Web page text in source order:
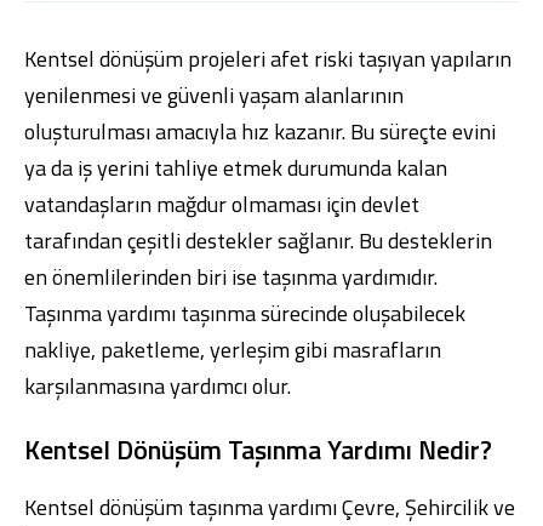
Kentsel dönüşüm projeleri afet riski taşıyan yapıların
yenilenmesi ve güvenli yaşam alanlarının
oluşturulması amacıyla hız kazanır. Bu süreçte evini
ya da iş yerini tahliye etmek durumunda kalan
vatandaşların mağdur olmaması için devlet
tarafından çeşitli destekler sağlanır. Bu desteklerin
en önemlilerinden biri ise taşınma yardımıdır.
Taşınma yardımı taşınma sürecinde oluşabilecek
nakliye, paketleme, yerleşim gibi masrafların
karşılanmasına yardımcı olur.
Kentsel Dönüşüm Taşınma Yardımı Nedir?
Kentsel dönüşüm taşınma yardımı Çevre, Şehircilik ve